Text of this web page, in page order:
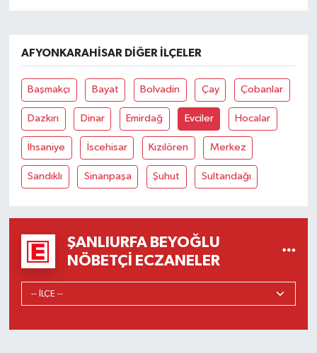
AFYONKARAHISAR DIĞER İLÇELER
Başmakçı Bayat Bolvadin Çay Çobanlar
Dazkırı Dinar Emirdağ Evciler Hocalar
İhsaniye İscehisar Kızılören Merkez
Sandıklı Sinanpaşa Şuhut Sultandağı
ŞANLIURFA BEYOĞLU
NÖBETÇI ECZANELER